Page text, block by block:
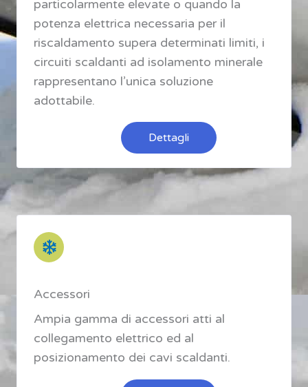
particolarmente elevate o quando la
potenza elettrica necessaria per il
riscaldamento supera determinati limiti, i
circuiti scaldanti ad isolamento minerale
rappresentano l’unica soluzione
adottabile.
Dettagli
Accessori
Ampia gamma di accessori atti al
collegamento elettrico ed al
posizionamento dei cavi scaldanti.